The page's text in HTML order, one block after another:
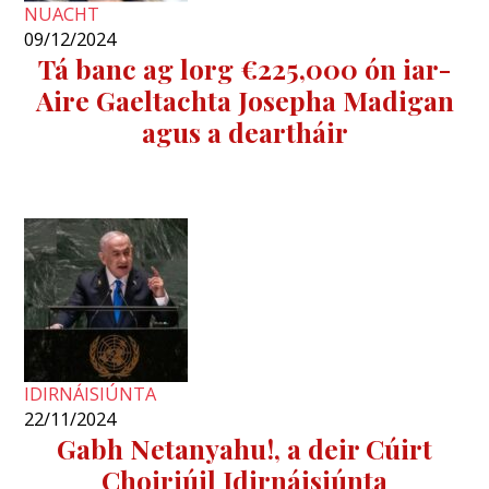
NUACHT
09/12/2024
Tá banc ag lorg €225,000 ón iar-
Aire Gaeltachta Josepha Madigan
agus a deartháir
IDIRNÁISIÚNTA
22/11/2024
Gabh Netanyahu!, a deir Cúirt
Choiriúil Idirnáisiúnta